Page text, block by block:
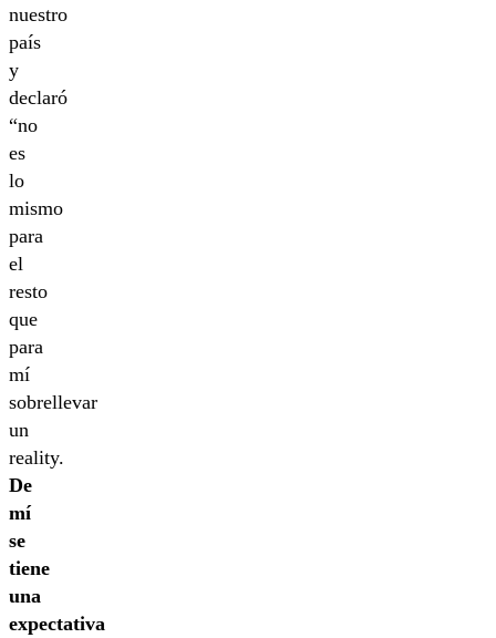
nuestro
país
y
declaró
“no
es
lo
mismo
para
el
resto
que
para
mí
sobrellevar
un
reality.
De
mí
se
tiene
una
expectativa